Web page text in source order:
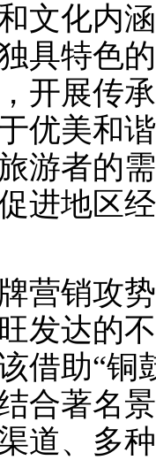
文化内
具特色
开展传
优美和
游者的
进地区
营销攻
发达的
借助“铜
合著名
道、多